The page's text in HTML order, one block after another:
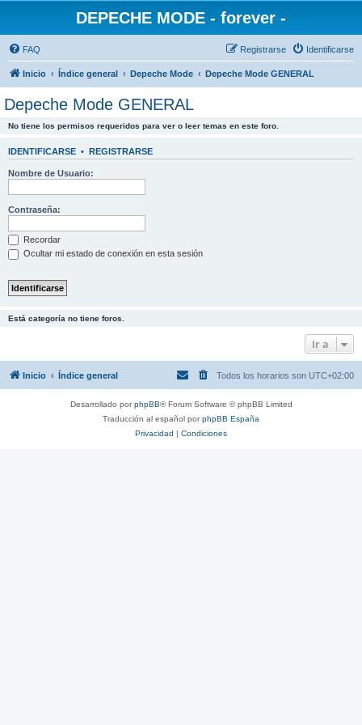
DEPECHE MODE - forever -
FAQ Identificarse
Registrarse
Inicio Índice general Depeche Mode Depeche Mode GENERAL
Depeche Mode GENERAL
No tiene los permisos requeridos para ver o leer temas en este foro.
IDENTIFICARSE • REGISTRARSE
Nombre de Usuario:
Contraseña:
Recordar
Ocultar mi estado de conexión en esta sesión
Está categoría no tiene foros.
Ir a
Inicio Índice general Todos los horarios son UTC+02:00
Desarrollado porphpBB® Forum Software © phpBB Limited
Traducción al español porphpBB España
Privacidad | Condiciones